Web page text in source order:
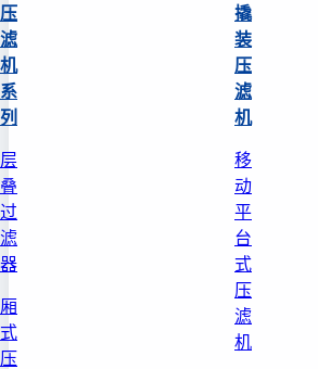
压
滤
机
系
列
层
叠
过
滤
器
厢
式
压
撬
装
压
滤
机
移
动
平
台
式
压
滤
机